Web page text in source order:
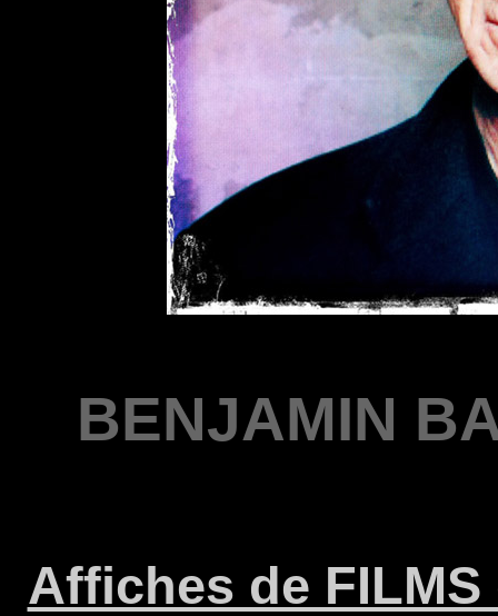
BENJAMIN
Affiches de